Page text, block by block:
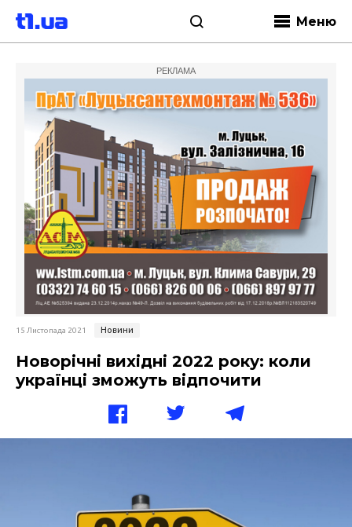
Меню
РЕКЛАМА
15 Листопада 2021 Новини
Новорічні вихідні 2022 року: коли
українці зможуть відпочити